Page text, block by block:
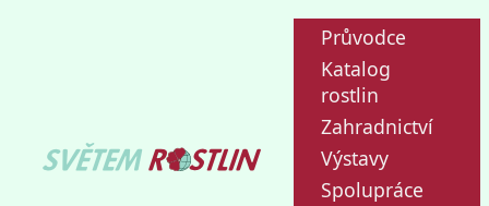
Průvodce
Katalog
rostlin
Zahradnictví
Výstavy
Spolupráce